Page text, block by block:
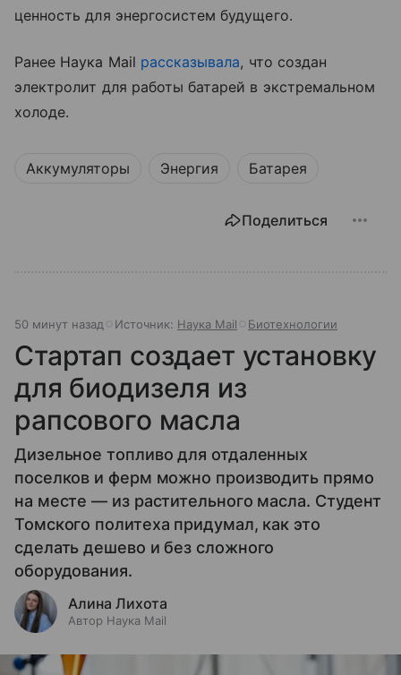
ценность для энергосистем будущего.
Ранее Наука Mail рассказывала, что создан
электролит для работы батарей в экстремальном
холоде.
Аккумуляторы Энергия Батарея
Поделиться
50 минут назад Источник: Наука Mail Биотехнологии
Стартап создает установку
для биодизеля из
рапсового масла
Дизельное топливо для отдаленных
поселков и ферм можно производить прямо
на месте — из растительного масла. Студент
Томского политеха придумал, как это
сделать дешево и без сложного
оборудования.
Алина Лихота
Автор Наука Mail